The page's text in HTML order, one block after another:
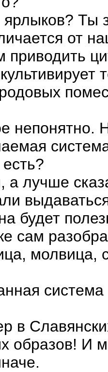
Ты
от
а лучше
будет
сам
молвица,
в
образов! И